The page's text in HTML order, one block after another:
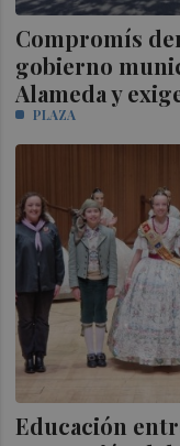
Compromís
gobierno
Alameda y
PLAZA
Educación